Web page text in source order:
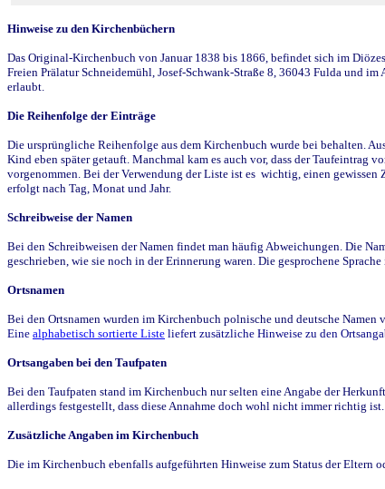
Hinweise zu den Kirchenbüchern
Das Original-Kirchenbuch von Januar 1838 bis 1866, befindet sich im
Freien Prälatur Schneidemühl, Josef-Schwank-Straße 8, 36043 Fulda und
erlaubt.
Die Reihenfolge der Einträge
Die ursprüngliche Reihenfolge aus dem Kirchenbuch wurde bei behalten.
Kind eben später getauft. Manchmal kam es auch vor, dass der Taufeintrag
vorgenommen. Bei der Verwendung der Liste ist es wichtig, einen
erfolgt nach Tag, Monat und Jahr.
Schreibweise der Namen
Bei den Schreibweisen der Namen findet man häufig Abweichungen. Die
geschrieben, wie sie noch in der Erinnerung waren. Die gesprochene
Ortsnamen
Bei den Ortsnamen wurden im Kirchenbuch polnische und deutsche Namen
Eine alphabetisch sortierte Liste liefert zusätzliche Hinweise zu den
Ortsangaben bei den Taufpaten
Bei den Taufpaten stand im Kirchenbuch nur selten eine Angabe der
allerdings festgestellt, dass diese Annahme doch wohl nicht immer richtig
Zusätzliche Angaben im Kirchenbuch
Die im Kirchenbuch ebenfalls aufgeführten Hinweise zum Status der Eltern